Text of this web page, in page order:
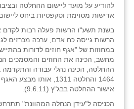
להודיע על מועד ליישום ההחלטה
אדישות מסוימת וסקפטיות ביחס ליישום
בשנת תשע"ו הרשות פעלה רבות לקדם
הרשות גייסה כח אדם, ערכה מכרזים
במחוזות של "אגף חוזים לדורות
מחשב, הכינה את החוזים והמסמכים
ההחלטה, הכינה נהלי עבודה והתקדמה
1464 והחלטה 1311,
אישור ההחלטה בבג"ץ (9.6.11).
הכניסה ל"עידן הנחלה המהוונת"
יקנעם
כליל
יד השמונה
כפר אביב